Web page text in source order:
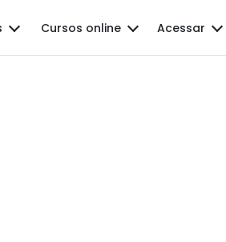
Cursos online Acessar